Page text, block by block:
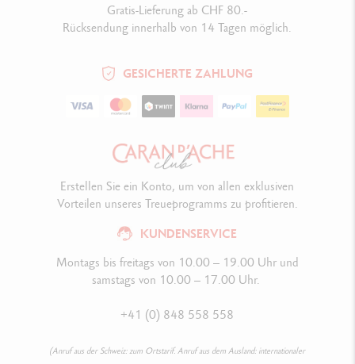
Gratis-Lieferung ab CHF 80.-
Rücksendung innerhalb von 14 Tagen möglich.
GESICHERTE ZAHLUNG
KUNDENSERVICE
Montags bis freitags von 10.00 – 19.00 Uhr und
samstags von 10.00 – 17.00 Uhr.
+41 (0) 848 558 558
(Anruf aus der Schweiz: zum Ortstarif. Anruf aus dem Ausland: internationaler
Erstellen Sie ein Konto, um von allen exklusiven
Vorteilen unseres Treueprogramms zu profitieren.